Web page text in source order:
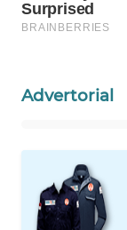
Advertorial
SIBARAGAS
METRO
SIANTAR
NEWS